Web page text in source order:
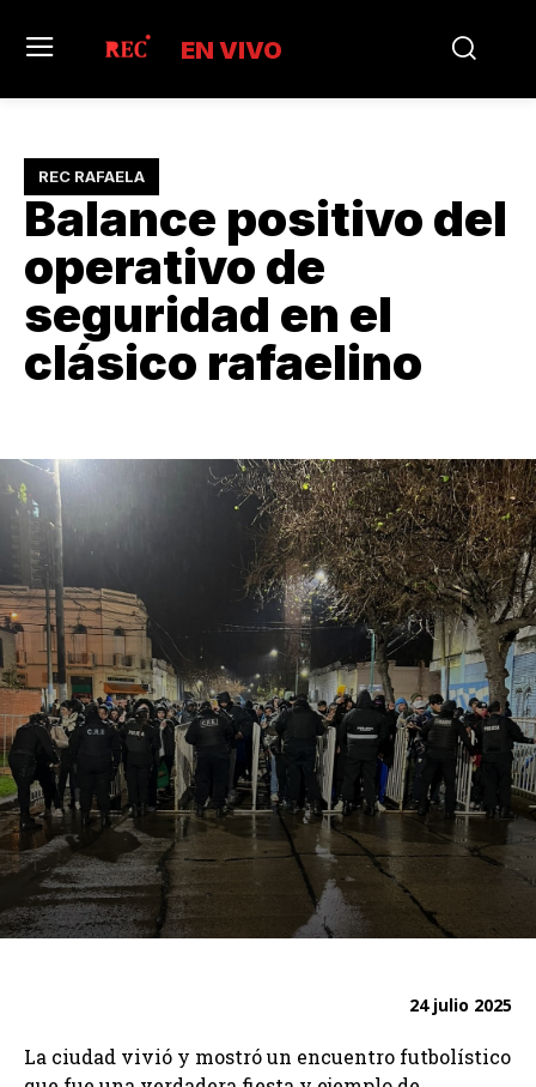
EN VIVO
REC RAFAELA
Balance positivo del
operativo de
seguridad en el
clásico rafaelino
24 julio 2025
La ciudad vivió y mostró un encuentro futbolístico